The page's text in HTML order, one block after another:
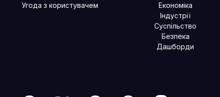
Угода з користувачем
Економіка
Індустрії
Суспільство
Безпека
Дашборди